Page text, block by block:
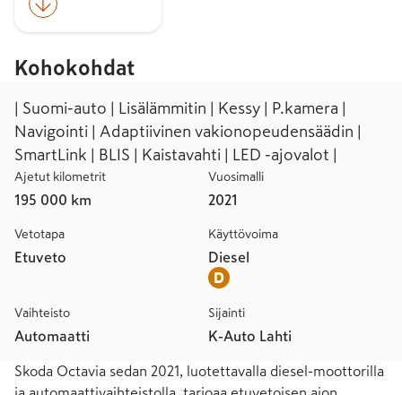
Kohokohdat
| Suomi-auto | Lisälämmitin | Kessy | P.kamera |
Navigointi | Adaptiivinen vakionopeudensäädin |
SmartLink | BLIS | Kaistavahti | LED -ajovalot |
Ajetut kilometrit
195 000 km
Vuosimalli
2021
Vetotapa
Etuveto
Käyttövoima
Diesel
Vaihteisto
Automaatti
Sijainti
K-Auto Lahti
Skoda Octavia sedan 2021, luotettavalla diesel-moottorilla